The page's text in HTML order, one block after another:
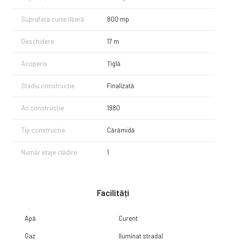
Suprafață curte liberă 800 mp
Deschidere 17 m
Acoperiș Țiglă
Stadiu construcție Finalizată
An construcție 1980
Tip construcție Cărămidă
Număr etaje clădire 1
Facilități
Apă Curent
Gaz Iluminat stradal